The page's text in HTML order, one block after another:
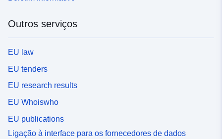
Outros serviços
EU law
EU tenders
EU research results
EU Whoiswho
EU publications
Ligação à interface para os fornecedores de dados